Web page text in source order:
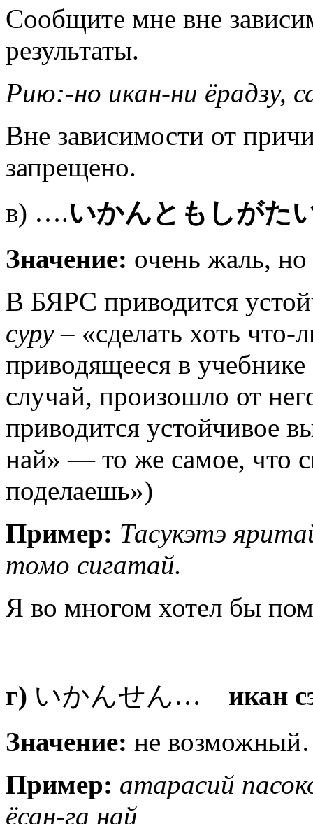
Сообщите мне вне
результаты.
Рию:-но икан-ни ёрадзу,
Вне зависимости от
запрещено.
в) ….いかんともしがた
Значение: очень жаль,
В БЯРС приводится
суру– «сделать хоть что-
приводящееся в
случай, произошло от
приводится устойчивое
най» — то же самое, что
поделаешь»)
Пример: Тасукэтэ
томо сигатай.
Я во многом хотел бы
г) いかんせん… икан
Значение: не
Пример: атарасий
ёсан-га най